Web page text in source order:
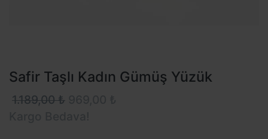
Safir Taşlı Kadın Gümüş Yüzük
1.189,00 ₺